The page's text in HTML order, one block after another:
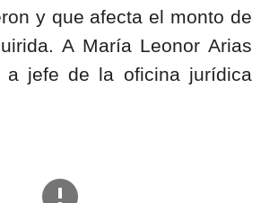
y que afecta el monto de
A María Leonor Arias
a jefe de la oficina jurídica